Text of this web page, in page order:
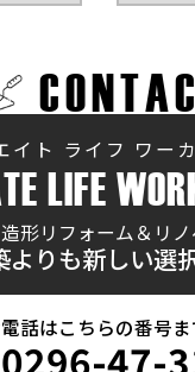
イト ライフ ワー
LIFE
形リフォーム＆リ
よりも新しい選
話はこちらの番号ま
0296-47-